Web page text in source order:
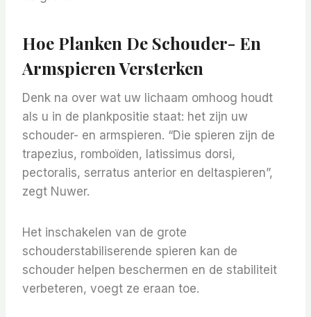
Hoe Planken De Schouder- En
Armspieren Versterken
Denk na over wat uw lichaam omhoog houdt
als u in de plankpositie staat: het zijn uw
schouder- en armspieren. “Die spieren zijn de
trapezius, romboïden, latissimus dorsi,
pectoralis, serratus anterior en deltaspieren”,
zegt Nuwer.
Het inschakelen van de grote
schouderstabiliserende spieren kan de
schouder helpen beschermen en de stabiliteit
verbeteren, voegt ze eraan toe.